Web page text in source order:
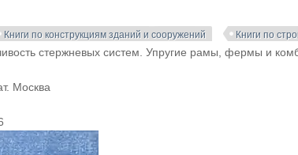
Книги по конструкциям зданий и сооружений Книги по
стержневых систем. Упругие рамы, фермы и
Москва